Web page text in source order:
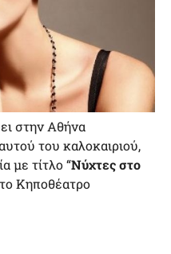
στην Αθήνα
του καλοκαιριού,
με τίτλο “Νύχτες στο
Κηποθέατρο